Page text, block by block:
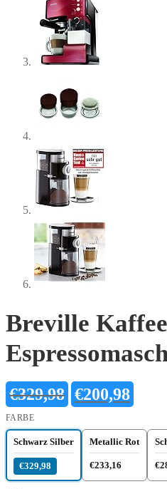
Breville
€329,98
Ursprünglicher
Preis
€329,98
€200,98 Preis
FARBE
Schwarz Silber
€329,98
Metallic Rot
€233,16